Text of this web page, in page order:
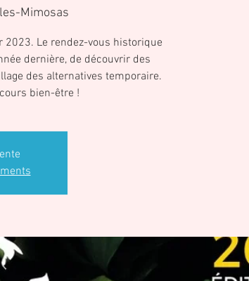
Mimosas
Le rendez-vous historique
dernière, de découvrir des
des alternatives temporaire.
bien-être !